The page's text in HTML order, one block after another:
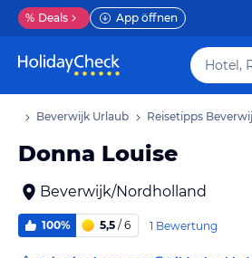
% Deals App öffnen
Beverwijk Urlaub Reisetipps
Donna Louise
Beverwijk/Nordholland
100% 5,5 / 6 1 Bewertung